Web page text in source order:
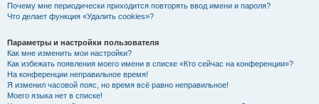
Почему мне периодически приходится повторять ввод имени и пароля?
Что делает функция «Удалить cookies»?
Параметры и настройки пользователя
Как мне изменить мои настройки?
Как избежать появления моего имени в списке «Кто сейчас на конференции»?
На конференции неправильное время!
Я изменил часовой пояс, но время всё равно неправильное!
Моего языка нет в списке!